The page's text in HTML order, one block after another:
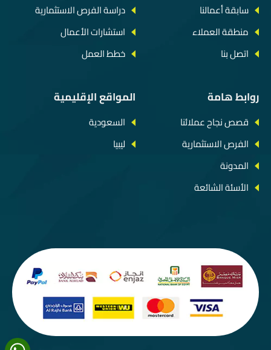
سابقة أعمالنا
منطقة العملاء
اتصل بنا
دراسة الفرص الاستثمارية
استشارات الأعمال
خطط العمل
روابط هامة
قصص نجاح عملائنا
الفرص الاستثمارية
المدونة
الأسئة الشائعة
المواقع الإقليمية
السعودية
ليبيا